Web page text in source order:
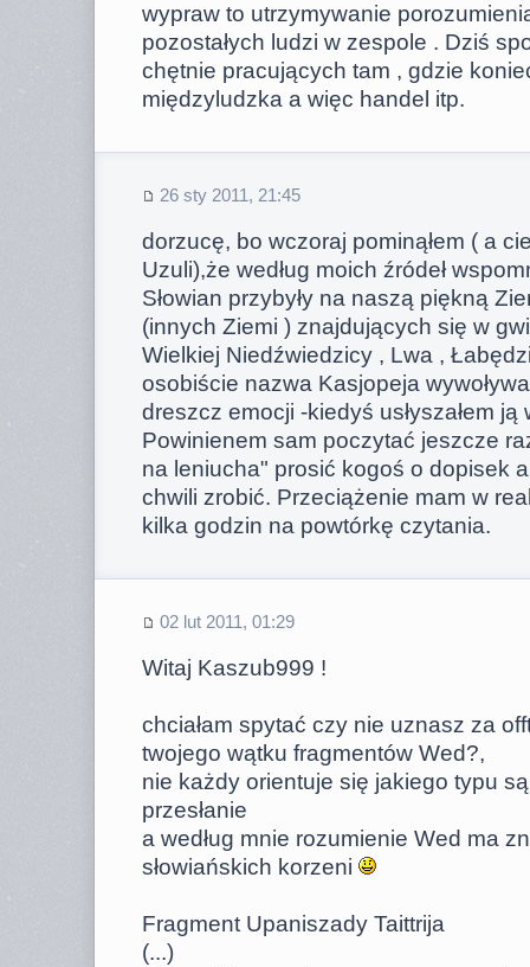
wypraw to utrzymywanie
pozostałych ludzi w zespole . Dziś
chętnie pracujących tam , gdzie
międzyludzka a więc handel itp.
26 sty 2011, 21:45
dorzucę, bo wczoraj pominąłem ( a
Uzuli),że według moich źródeł
Słowian przybyły na naszą piękną
(innych Ziemi ) znajdujących się w
Wielkiej Niedźwiedzicy , Lwa ,
osobiście nazwa Kasjopeja
dreszcz emocji -kiedyś usłyszałem ją
Powinienem sam poczytać jeszcze
na leniucha" prosić kogoś o dopisek
chwili zrobić. Przeciążenie mam w
kilka godzin na powtórkę czytania.
02 lut 2011, 01:29
Witaj Kaszub999 !
chciałam spytać czy nie uznasz za
twojego wątku fragmentów Wed?,
nie każdy orientuje się jakiego typu
przesłanie
a według mnie rozumienie Wed ma
słowiańskich korzeni
Fragment Upaniszady Taittrija
(...)